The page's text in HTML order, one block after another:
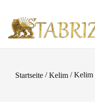
Startseite /Kelim / Kelim